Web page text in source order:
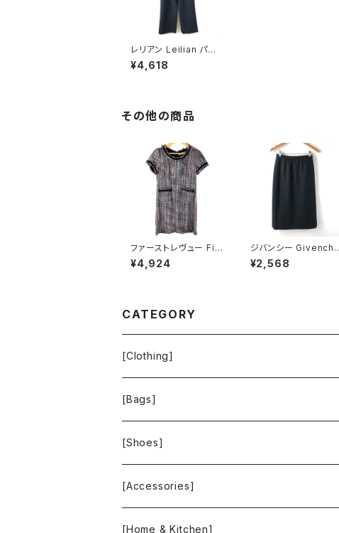
レリアン Leilian パン
ツ 裏地 グレー系 9サイ
ズ 901640
¥4,618
その他の商品
ファーストレヴュー Firs
t Revue 半袖ワンピー
ス フリンジ バックファス
837
¥4,924
ジバンシー Givenchy
Paris スカート 巻きス
カート 黒 38サイズ 90
¥2,568
CATEGORY
[Clothing]
Krochet Kids International
[Bags]
BAGGU
FOOD TEXTILE
INCASE
[Shoes]
TOMS
[Accessories]
ALEX AND ANI
[Home & Kitchen]